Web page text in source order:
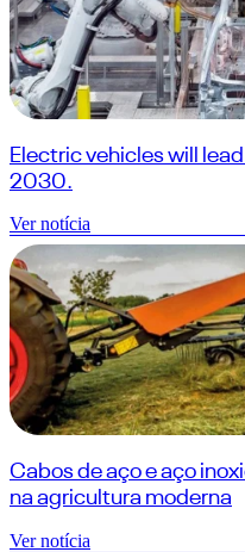
Electric vehicles will
2030.
Ver notícia
Cabos de aço e aço
na agricultura moderna
Ver notícia